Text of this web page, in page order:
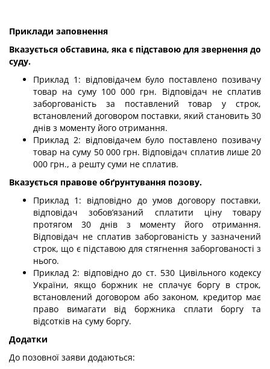
Приклади заповнення
Вказується обставина, яка є підставою для звернення до
суду.
Приклад 1: відповідачем було поставлено позивачу
товар на суму 100 000 грн. Відповідач не сплатив
заборгованість за поставлений товар у строк,
встановлений договором поставки, який становить 30
днів з моменту його отримання.
Приклад 2: відповідачем було поставлено позивачу
товар на суму 50 000 грн. Відповідач сплатив лише 20
000 грн., а решту суми не сплатив.
Вказується правове обґрунтування позову.
Приклад 1: відповідно до умов договору поставки,
відповідач зобов’язаний сплатити ціну товару
протягом 30 днів з моменту його отримання.
Відповідач не сплатив заборгованість у зазначений
строк, що є підставою для стягнення заборгованості з
нього.
Приклад 2: відповідно до ст. 530 Цивільного кодексу
України, якщо боржник не сплачує боргу в строк,
встановлений договором або законом, кредитор має
право вимагати від боржника сплати боргу та
відсотків на суму боргу.
Додатки
До позовної заяви додаються: